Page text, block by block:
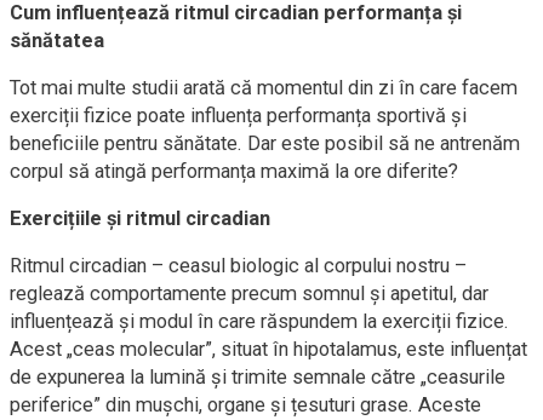
Cum influențează ritmul circadian performanța și
sănătatea
Tot mai multe studii arată că momentul din zi în care facem
exerciții fizice poate influența performanța sportivă și
beneficiile pentru sănătate. Dar este posibil să ne antrenăm
corpul să atingă performanța maximă la ore diferite?
Exercițiile și ritmul circadian
Ritmul circadian – ceasul biologic al corpului nostru –
reglează comportamente precum somnul și apetitul, dar
influențează și modul în care răspundem la exerciții fizice.
Acest „ceas molecular”, situat în hipotalamus, este influențat
de expunerea la lumină și trimite semnale către „ceasurile
periferice” din mușchi, organe și țesuturi grase. Aceste